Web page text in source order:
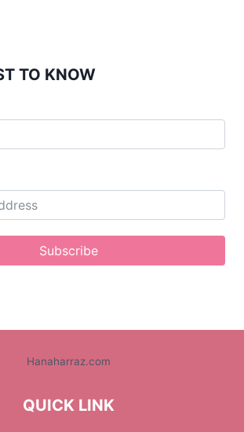
TO KNOW
Subscribe
Hanaharraz.com
QUICK LINK